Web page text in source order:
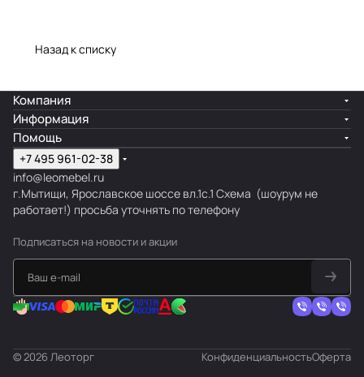
Назад к списку
Компания
Информация
Помощь
+7 495 961-02-38
info@leomebel.ru
г.Мытищи, Ярославское шоссе вл.1с.1 Схема (шоурум не
работает!) просьба уточнять по телефону
Подписаться на новости и акции
© 2026 Леоторг КонфиденциальностьОферта